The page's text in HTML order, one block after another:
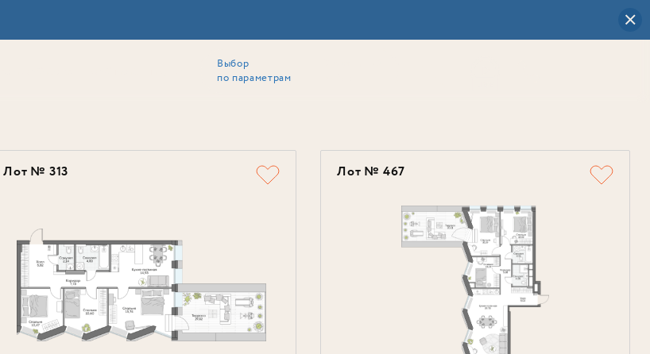
Выбор
по параметрам
Лот № 313 Лот № 467